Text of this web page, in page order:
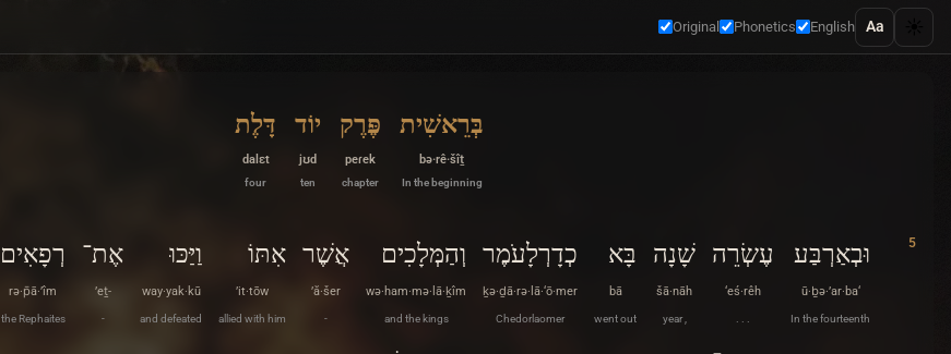
Original Phonetics English Aa
בְּרֵאשִׁית
bə·rê·šîṯ
In the beginning
פֶּרֶק
peɾek
chapter
יוֹד
jʊd
ten
דָּלֶת
dalɛt
four
5 וּבְאַרְבַּע
ū·ḇə·’ar·ba‘
In the fourteenth
עֶשְׂרֵה
‘eś·rêh
. . .
שָׁנָה
šā·nāh
year ,
בָּא
bā
went out
כְדָרְלָעֹמֶר
ḵə·ḏā·rə·lā·‘ō·mer
Chedorlaomer
וְהַמְּלָכִים
wə·ham·mə·lā·ḵîm
and the kings
אֲשֶׁר
’ă·šer
-
אִתּוֹ
’it·tōw
allied with him
וַיַּכּוּ
way·yak·kū
and defeated
אֶת־
’eṯ-
-
רְפָאִים
rə·p̄ā·’îm
the Rephaites